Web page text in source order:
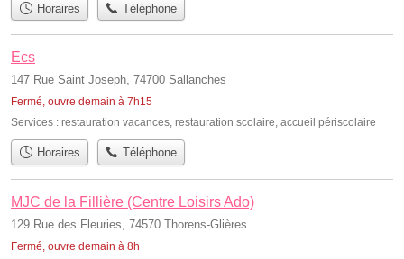
Horaires Téléphone
Ecs
147 Rue Saint Joseph, 74700 Sallanches
Fermé, ouvre demain à 7h15
Services : restauration vacances, restauration scolaire, accueil périscolaire
Horaires Téléphone
MJC de la Fillière (Centre Loisirs Ado)
129 Rue des Fleuries, 74570 Thorens-Glières
Fermé, ouvre demain à 8h